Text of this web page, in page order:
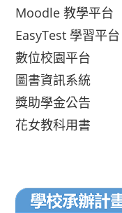
Moodle 教學平台
EasyTest 學習平台
數位校園平台
圖書資訊系統
獎助學金公告
花女教科用書